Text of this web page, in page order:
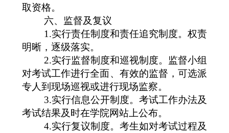
取资格。
六、监督及复议
1.实行责任制度和责任追究制度。权责
明晰，逐级落实。
2.实行监督制度和巡视制度。监督小组
对考试工作进行全面、有效的监督，可选派
专人到现场巡视或进行现场监察。
3.实行信息公开制度。考试工作办法及
考试结果及时在学院网站上公布。
4.实行复议制度。考生如对考试过程及